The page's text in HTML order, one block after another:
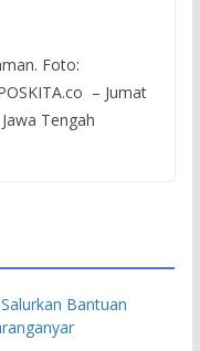
Foto:
– Jumat
Tengah
Bantuan